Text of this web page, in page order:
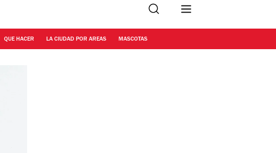
Buscar
QUE HACER LA CIUDAD POR AREAS MASCOTAS